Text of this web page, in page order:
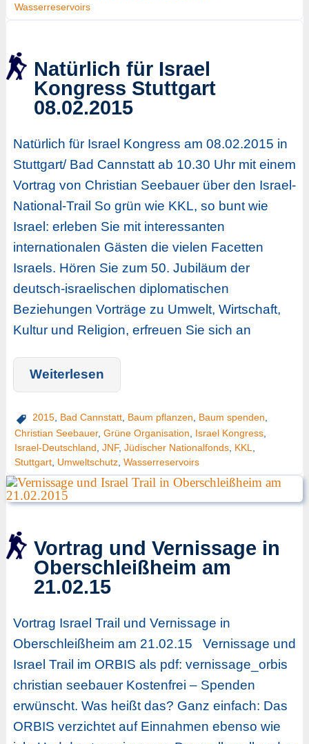
Wasserreservoirs
Natürlich für Israel
Kongress Stuttgart
08.02.2015
Natürlich für Israel Kongress am 08.02.2015 in
Stuttgart/ Bad Cannstatt ab 10.30 Uhr mit einem
Vortrag von Christian Seebauer über den Israel-
National-Trail So grün wie KKL, so bunt wie
Israel: erleben Sie mit interessanten
internationalen Gästen die vielen Facetten
Israels. Hören Sie zum 50. Jubiläum der
deutsch-israelischen diplomatischen
Beziehungen Vorträge zu Umwelt, Wirtschaft,
Kultur und Religion, erfreuen Sie sich an
Weiterlesen
2015, Bad Cannstatt, Baum pflanzen, Baum spenden,
Christian Seebauer, Grüne Organisation Israel Kongress,
Israel-Deutschland JNF, Jüdischer Nationalfonds, KKL
Stuttgart, Umweltschutz, Wasserreservoirs
Vortrag und Vernissage in
Oberschleißheim am
21.02.15
Vortrag Israel Trail und Vernissage in
Oberschleißheim am 21.02.15 Vernissage und
Israel Trail im ORBIS als pdf: vernissage_orbis
christian seebauer Kostenfrei – Spenden
erwünscht. Was heißt das? Ganz einfach: Das
ORBIS verzichtet auf Einnahmen ebenso wie